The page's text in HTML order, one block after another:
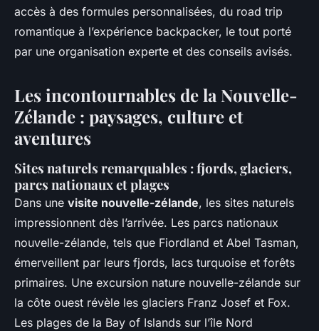
accès à des formules personnalisées, du road trip
romantique à l’expérience backpacker, le tout porté
par une organisation experte et des conseils avisés.
Les incontournables de la Nouvelle-
Zélande : paysages, culture et
aventures
Sites naturels remarquables : fjords, glaciers,
parcs nationaux et plages
Dans une visite nouvelle-zélande, les sites naturels
impressionnent dès l’arrivée. Les parcs nationaux
nouvelle-zélande, tels que Fiordland et Abel Tasman,
émerveillent par leurs fjords, lacs turquoise et forêts
primaires. Une excursion nature nouvelle-zélande sur
la côte ouest révèle les glaciers Franz Josef et Fox.
Les plages de la Bay of Islands sur l’île Nord